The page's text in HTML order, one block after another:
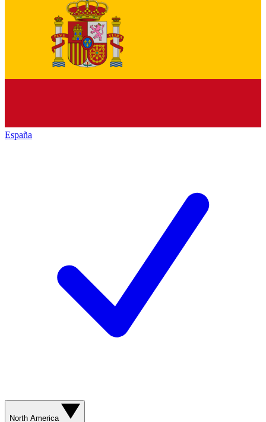
España
North America